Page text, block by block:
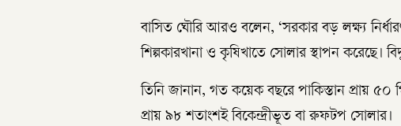
বাসিত ঘৌরি আরও বলেন, ‘সরকার বড় লক্ষ্য
শিল্পকারখানা ও কৃষিখাতে সোলার স্থাপন করেছে।
তিনি জানান, গত কয়েক বছরে পাকিস্তান প্রায়
প্রায় ৯৮ শতাংশই বিকেন্দ্রীভূত বা রুফটপ সোলার।